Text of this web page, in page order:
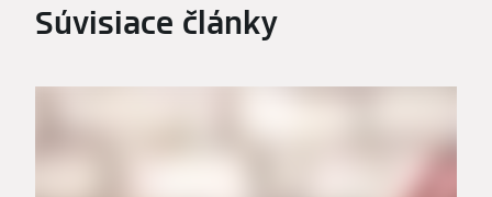
Súvisiace články